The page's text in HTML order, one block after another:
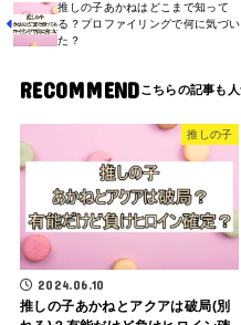
推しの子あかねはどこまで知って
る？プロファイリングで何に気づい
た？
RECOMMEND
推しの子
2024.06.10
推しの子あかねとアクアは破局(別